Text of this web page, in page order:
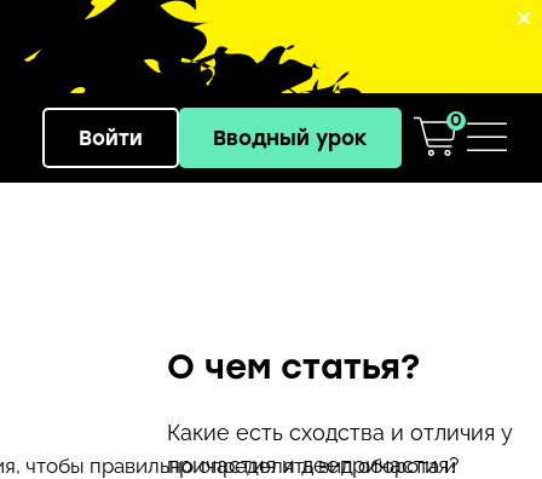
Войти Вводный урок
0
чтобы правильно определять вид оборота и
О чем статья?
Какие есть сходства и отличия у
причастия и деепричастия?